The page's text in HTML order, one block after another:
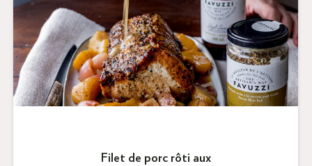
Filet de porc rôti aux